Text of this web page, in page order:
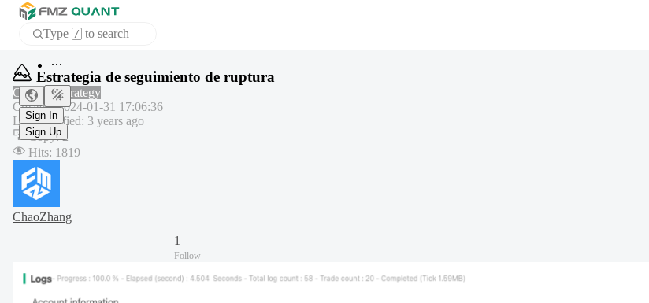
Type / to search
Home
APP
Sign In
Sign Up
Estrategia de seguimiento de ruptura
Common strategy
Created:2024-01-31 17:06:36
Last modified: 3 years ago
Copy:2
Hits: 1819
ChaoZhang
1
Follow